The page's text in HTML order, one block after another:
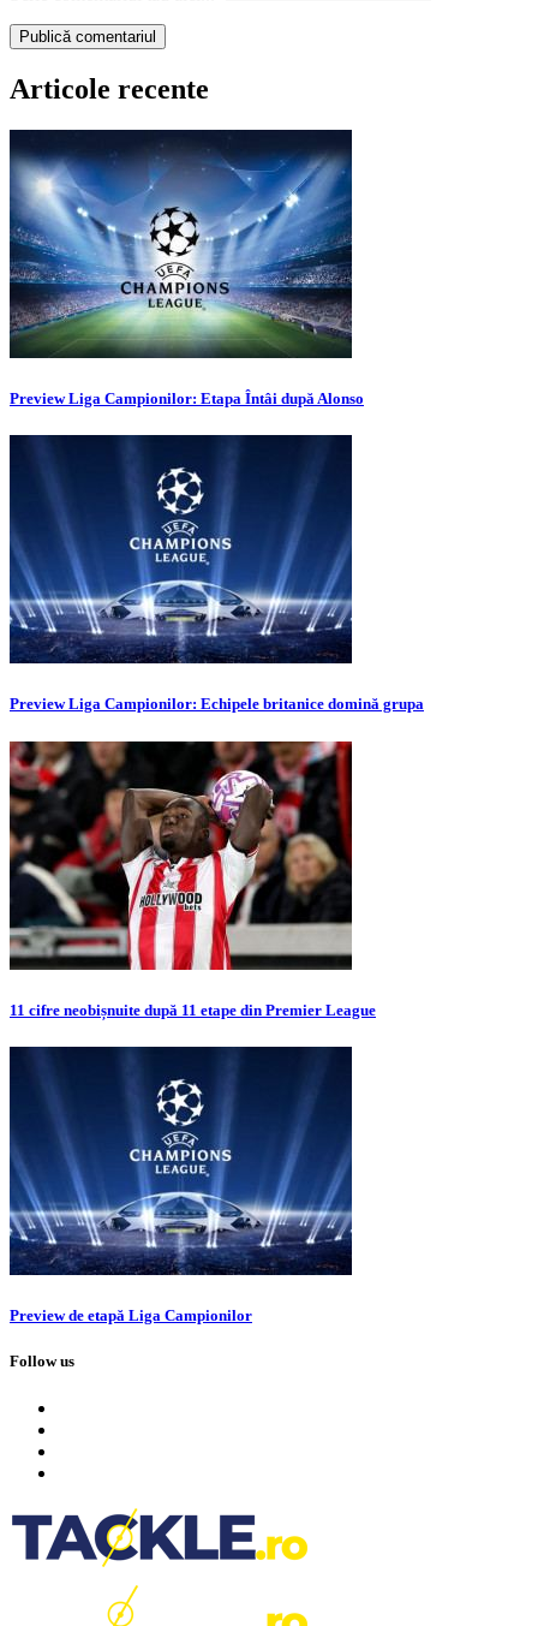
Articole recente
Preview Liga Campionilor: Etapa Întâi după Alonso
Preview Liga Campionilor: Echipele britanice domină grupa
11 cifre neobișnuite după 11 etape din Premier League
Preview de etapă Liga Campionilor
Follow us